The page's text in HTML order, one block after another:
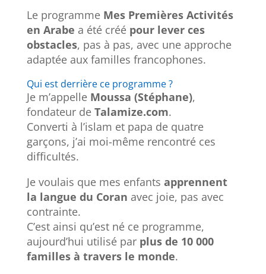
Le programme Mes Premières Activités
en Arabe a été créé pour lever ces
obstacles, pas à pas, avec une approche
adaptée aux familles francophones.
Qui est derrière ce programme ?
Je m’appelle Moussa (Stéphane),
fondateur de Talamize.com.
Converti à l’islam et papa de quatre
garçons, j’ai moi-même rencontré ces
difficultés.
Je voulais que mes enfants apprennent
la langue du Coran avec joie, pas avec
contrainte.
C’est ainsi qu’est né ce programme,
aujourd’hui utilisé par plus de 10 000
familles à travers le monde.